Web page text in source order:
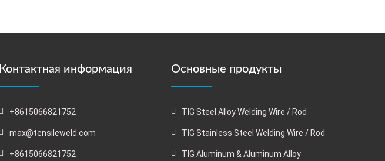
Контактная информация
+8615066821752
max@tensileweld.com
+8615066821752
Основные продукты
TIG Steel Alloy Welding Wire / Rod
TIG Stainless Steel Welding Wire / Rod
TIG Aluminum & Aluminum Alloy